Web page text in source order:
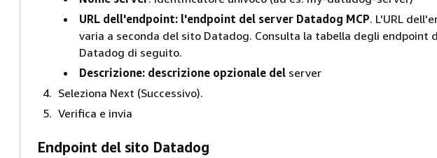
URL dell'endpoint: l'endpoint del server Datadog MCP. L'URL
varia a seconda del sito Datadog. Consulta la tabella degli endpoint
Datadog di seguito.
Descrizione: descrizione opzionale del server
Seleziona Next (Successivo).
Verifica e invia
Endpoint del sito Datadog